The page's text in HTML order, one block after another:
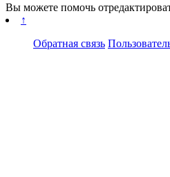
Вы можете помочь
↑
Обратная связь